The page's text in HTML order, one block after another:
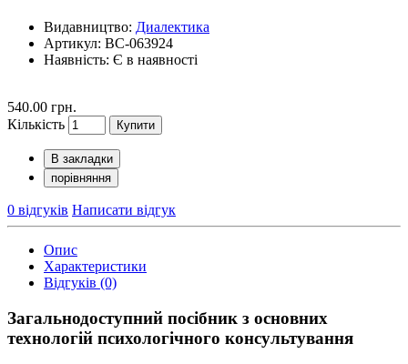
Видавництво: Диалектика
Артикул: BC-063924
Наявність: Є в наявності
540.00 грн.
Кількість
Купити
В закладки
порівняння
0 відгуків Написати відгук
Опис
Характеристики
Відгуків (0)
Загальнодоступний посібник з основних
технологій психологічного консультування